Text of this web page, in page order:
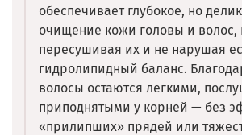
обеспечивает глубокое, но
очищение кожи головы и волос,
пересушивая их и не нарушая
гидролипидный баланс.
волосы остаются легкими,
приподнятыми у корней — без
«прилипших» прядей или